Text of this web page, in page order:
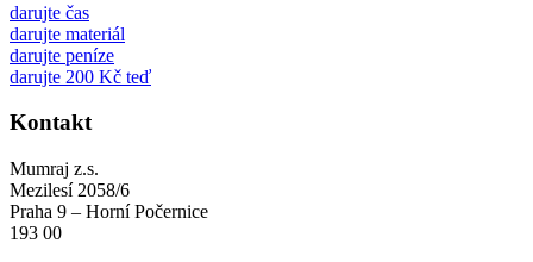
darujte čas
darujte materiál
darujte peníze
darujte 200 Kč teď
Kontakt
Mumraj z.s.
Mezilesí 2058/6
Praha 9 – Horní Počernice
193 00